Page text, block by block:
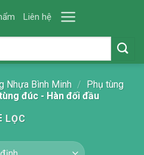
Liên hệ
Nhựa Bình Minh / Phụ tùng
đúc - Hàn đối đầu
LỌC